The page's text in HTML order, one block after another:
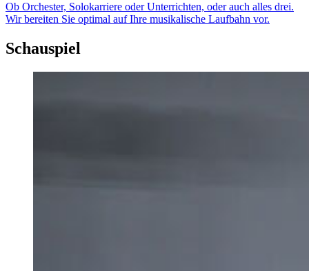
Ob Orchester, Solokarriere oder Unterrichten, oder auch alles drei.
Wir bereiten Sie optimal auf Ihre musikalische Laufbahn vor.
Schauspiel